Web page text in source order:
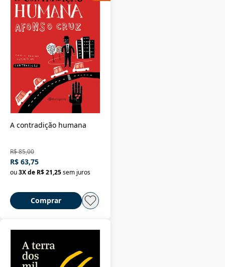
A contradição humana
R$ 85,00
R$ 63,75
ou3X de R$ 21,25sem juros
Comprar